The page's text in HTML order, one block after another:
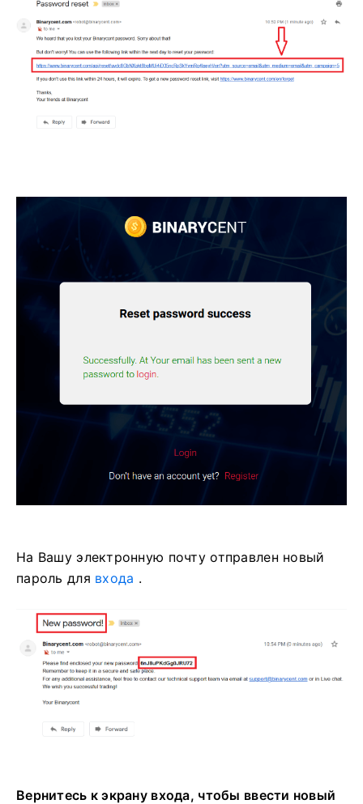
На Вашу электронную почту отправлен новый
пароль для входа .
Вернитесь к экрану входа, чтобы ввести новый